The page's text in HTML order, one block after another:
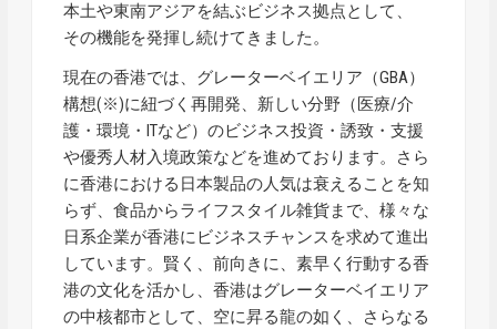
本土や東南アジアを結ぶビジネス拠点として、
その機能を発揮し続けてきました。
現在の香港では、グレーターベイエリア（GBA）
構想(※)に紐づく再開発、新しい分野（医療/介
護・環境・ITなど）のビジネス投資・誘致・支援
や優秀人材入境政策などを進めております。さら
に香港における日本製品の人気は衰えることを知
らず、食品からライフスタイル雑貨まで、様々な
日系企業が香港にビジネスチャンスを求めて進出
しています。賢く、前向きに、素早く行動する香
港の文化を活かし、香港はグレーターベイエリア
の中核都市として、空に昇る龍の如く、さらなる